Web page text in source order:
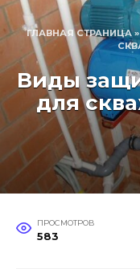
ГЛАВНАЯ СТРАНИЦА»
Виды
для
ПРОСМОТРОВ
583